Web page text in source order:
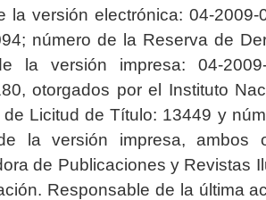
la versión electrónica: 04-2009-
número de la Reserva de
la versión impresa: 04-2009-
otorgados por el Instituto
de Licitud de Título: 13449 y
la versión impresa, ambos
de Publicaciones y Revistas
Responsable de la última